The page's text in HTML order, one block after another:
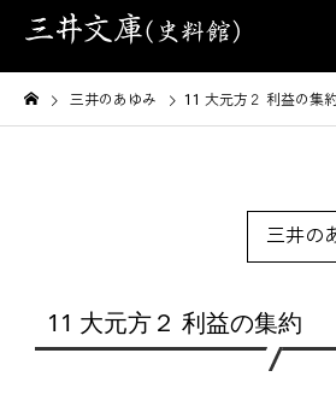
三井のあゆみ 11 大元方２ 利益の集約
三井の
11 大元方２ 利益の集約